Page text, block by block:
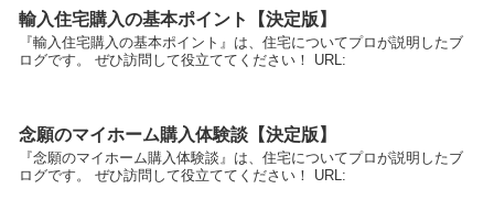
輸入住宅購入の基本ポイント【決定版】
『輸入住宅購入の基本ポイント』は、住宅についてプロが説明したブ
ログです。 ぜひ訪問して役立ててください！ URL:
念願のマイホーム購入体験談【決定版】
『念願のマイホーム購入体験談』は、住宅についてプロが説明したブ
ログです。 ぜひ訪問して役立ててください！ URL: